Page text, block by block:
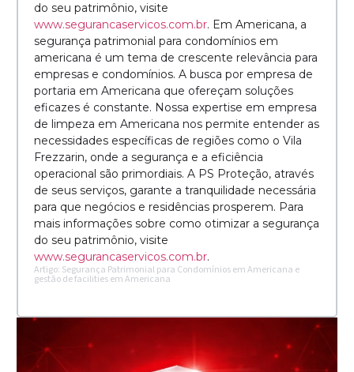
do seu patrimônio, visite
www.segurancaservicos.com.br. Em Americana, a
segurança patrimonial para condomínios em
americana é um tema de crescente relevância para
empresas e condomínios. A busca por empresa de
portaria em Americana que ofereçam soluções
eficazes é constante. Nossa expertise em empresa
de limpeza em Americana nos permite entender as
necessidades específicas de regiões como o Vila
Frezzarin, onde a segurança e a eficiência
operacional são primordiais. A PS Proteção, através
de seus serviços, garante a tranquilidade necessária
para que negócios e residências prosperem. Para
mais informações sobre como otimizar a segurança
do seu patrimônio, visite
www.segurancaservicos.com.br.
Artigo: Segurança Patrimonial para Condomínios em Americana e
gestão de facilities em Americana